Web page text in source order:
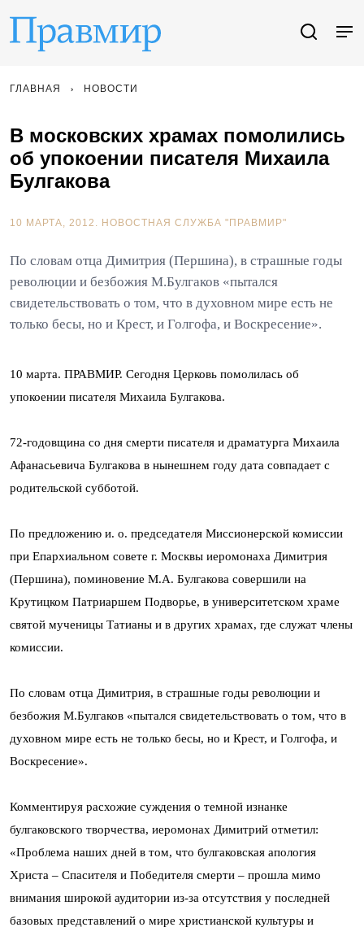
ГЛАВНАЯ НОВОСТИ
В московских храмах помолились
об упокоении писателя Михаила
Булгакова
10 МАРТА, 2012. НОВОСТНАЯ СЛУЖБА "ПРАВМИР"
По словам отца Димитрия (Першина), в страшные годы
революции и безбожия М.Булгаков «пытался
свидетельствовать о том, что в духовном мире есть не
только бесы, но и Крест, и Голгофа, и Воскресение».
10 марта. ПРАВМИР. Сегодня Церковь помолилась об
упокоении писателя Михаила Булгакова.
72-годовщина со дня смерти писателя и драматурга Михаила
Афанасьевича Булгакова в нынешнем году дата совпадает с
родительской субботой.
По предложению и. о. председателя Миссионерской комиссии
при Епархиальном совете г. Москвы иеромонаха Димитрия
(Першина), поминовение М.А. Булгакова совершили на
Крутицком Патриаршем Подворье, в университетском храме
святой мученицы Татианы и в других храмах, где служат члены
комиссии.
По словам отца Димитрия, в страшные годы революции и
безбожия М.Булгаков «пытался свидетельствовать о том, что в
духовном мире есть не только бесы, но и Крест, и Голгофа, и
Воскресение».
Комментируя расхожие суждения о темной изнанке
булгаковского творчества, иеромонах Димитрий отметил:
«Проблема наших дней в том, что булгаковская апология
Христа – Спасителя и Победителя смерти – прошла мимо
внимания широкой аудитории из-за отсутствия у последней
базовых представлений о мире христианской культуры и